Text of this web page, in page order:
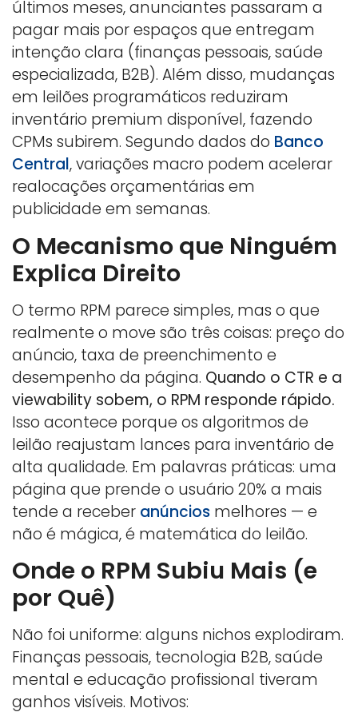
últimos meses, anunciantes passaram a
pagar mais por espaços que entregam
intenção clara (finanças pessoais, saúde
especializada, B2B). Além disso, mudanças
em leilões programáticos reduziram
inventário premium disponível, fazendo
CPMs subirem. Segundo dados do Banco
Central, variações macro podem acelerar
realocações orçamentárias em
publicidade em semanas.
O Mecanismo que Ninguém
Explica Direito
O termo RPM parece simples, mas o que
realmente o move são três coisas: preço do
anúncio, taxa de preenchimento e
desempenho da página. Quando o CTR e a
viewability sobem, o RPM responde rápido.
Isso acontece porque os algoritmos de
leilão reajustam lances para inventário de
alta qualidade. Em palavras práticas: uma
página que prende o usuário 20% a mais
tende a receber anúncios melhores — e
não é mágica, é matemática do leilão.
Onde o RPM Subiu Mais (e
por Quê)
Não foi uniforme: alguns nichos explodiram.
Finanças pessoais, tecnologia B2B, saúde
mental e educação profissional tiveram
ganhos visíveis. Motivos: